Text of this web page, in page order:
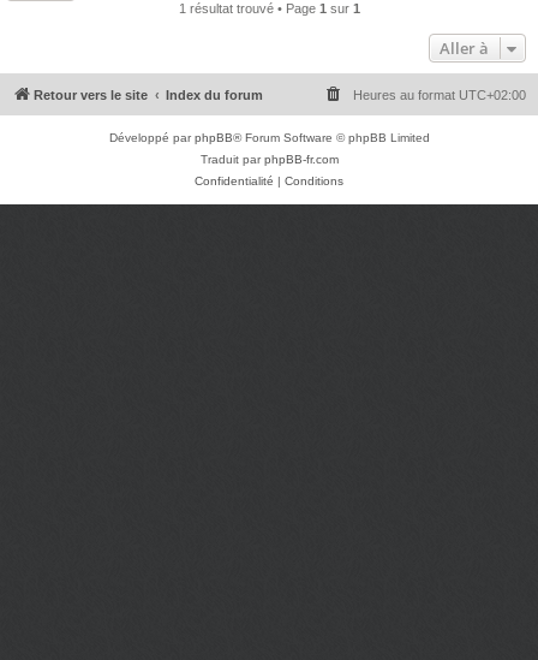
1 résultat trouvé • Page 1 sur 1
Aller à
Retour vers le site Index du forum Heures au format UTC+02:00
Développé parphpBB® Forum Software © phpBB Limited
Traduit parphpBB-fr.com
Confidentialité | Conditions